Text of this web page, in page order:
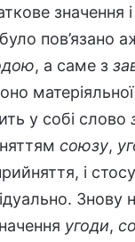
значення
пов’язано
, а саме з
у собі слово
союзу,
і
Знову
угоди,